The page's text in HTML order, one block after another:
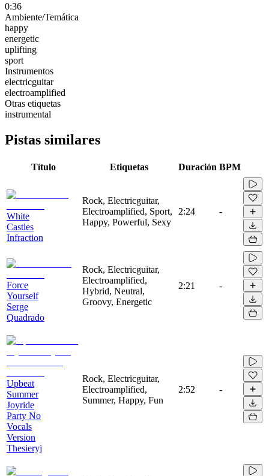
0:36
Ambiente/Temática
happy
energetic
uplifting
sport
Instrumentos
electricguitar
electroamplified
Otras etiquetas
instrumental
Pistas similares
Título Etiquetas Duración BPM
White
Castles
Infraction
Rock, Electricguitar,
Electroamplified, Sport,
Happy, Powerful, Sexy
2:24 -
Force
Yourself
Serge
Quadrado
Rock, Electricguitar,
Electroamplified,
Hybrid, Neutral,
Groovy, Energetic
2:21 -
Upbeat
Summer
Joyride
Party No
Vocals
Version
Thesieryj
Rock, Electricguitar,
Electroamplified,
Summer, Happy, Fun
2:52 -